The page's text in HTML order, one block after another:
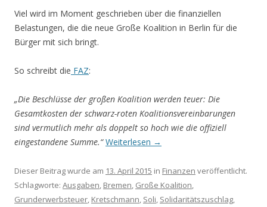
Viel wird im Moment geschrieben über die finanziellen
Belastungen, die die neue Große Koalition in Berlin für die
Bürger mit sich bringt.
So schreibt die FAZ:
„Die Beschlüsse der großen Koalition werden teuer: Die
Gesamtkosten der schwarz-roten Koalitionsvereinbarungen
sind vermutlich mehr als doppelt so hoch wie die offiziell
eingestandene Summe.“ Weiterlesen →
Dieser Beitrag wurde am 13. April 2015 in Finanzen veröffentlicht.
Schlagworte: Ausgaben, Bremen, Große Koalition,
Grunderwerbsteuer, Kretschmann, Soli, Solidaritätszuschlag,